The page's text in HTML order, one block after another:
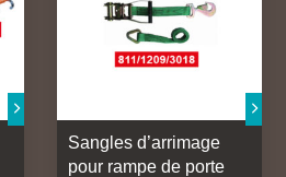
Sangles d’arrimage
pour rampe de porte